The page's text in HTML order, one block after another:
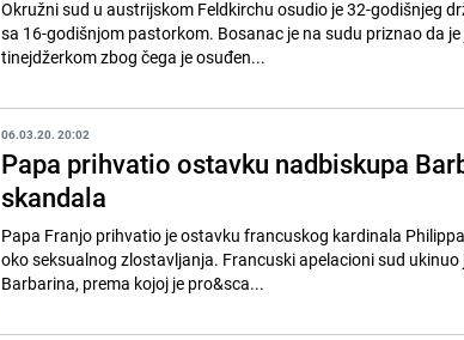
Okružni sud u austrijskom Feldkirchu osudio je 32-godišnjeg
sa 16-godišnjom pastorkom. Bosanac je na sudu priznao da
tinejdžerkom zbog čega je osuđen...
06.03.20. 20:02
Papa prihvatio ostavku nadbiskupa
skandala
Papa Franjo prihvatio je ostavku francuskog kardinala
oko seksualnog zlostavljanja. Francuski apelacioni sud
Barbarina, prema kojoj je pro&sca...